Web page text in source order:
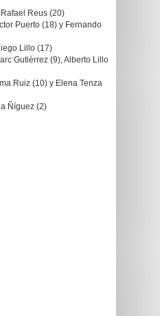
Reus (20)
Puerto (18) y Fernando
Lillo (17)
Gutiérrez (9), Alberto Lillo
Ruiz (10) y Elena Tenza
Ñíguez (2)